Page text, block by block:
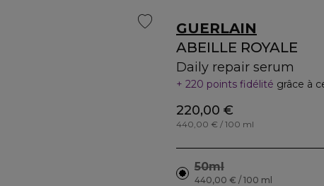
GUERLAIN
ABEILLE ROYALE
Daily repair serum
220 points fidélité grâce à
220,00 €
440,00 € / 100 ml
50ml
440,00 € / 100 ml